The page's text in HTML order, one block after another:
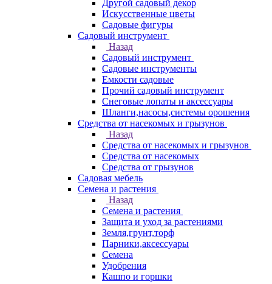
Другой садовый декор
Искусственные цветы
Садовые фигуры
Садовый инструмент
Назад
Садовый инструмент
Садовые инструменты
Емкости садовые
Прочий садовый инструмент
Снеговые лопаты и аксессуары
Шланги,насосы,системы орошения
Средства от насекомых и грызунов
Назад
Средства от насекомых и грызунов
Средства от насекомых
Средства от грызунов
Садовая мебель
Семена и растения
Назад
Семена и растения
Защита и уход за растениями
Земля,грунт,торф
Парники,аксессуары
Семена
Удобрения
Кашпо и горшки